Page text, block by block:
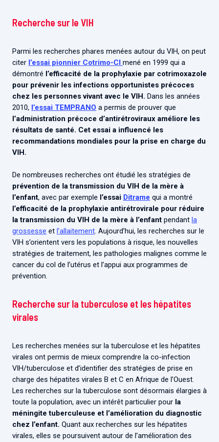
Recherche sur le VIH
Parmi les recherches phares menées autour du VIH, on peut
citer l’essai pionnier Cotrimo-CI mené en 1999 qui a
démontré l’efficacité de la prophylaxie par cotrimoxazole
pour prévenir les infections opportunistes précoces
chez les personnes vivant avec le VIH. Dans les années
2010, l’essai TEMPRANO a permis de prouver que
l’administration précoce d’antirétroviraux améliore les
résultats de santé. Cet essai a influencé les
recommandations mondiales pour la prise en charge du
VIH.
De nombreuses recherches ont étudié les stratégies de
prévention de la transmission du VIH de la mère à
l’enfant, avec par exemple l’essai Ditrame qui a montré
l’efficacité de la prophylaxie antirétrovirale pour réduire
la transmission du VIH de la mère à l’enfant pendant la
grossesse et l’allaitement. Aujourd’hui, les recherches sur le
VIH s’orientent vers les populations à risque, les nouvelles
stratégies de traitement, les pathologies malignes comme le
cancer du col de l’utérus et l’appui aux programmes de
prévention.
Recherche sur la tuberculose et les hépatites
virales
Les recherches menées sur la tuberculose et les hépatites
virales ont permis de mieux comprendre la co-infection
VIH/tuberculose et d’identifier des stratégies de prise en
charge des hépatites virales B et C en Afrique de l’Ouest.
Les recherches sur la tuberculose sont désormais élargies à
toute la population, avec un intérêt particulier pour la
méningite tuberculeuse et l’amélioration du diagnostic
chez l’enfant. Quant aux recherches sur les hépatites
virales, elles se poursuivent autour de l’amélioration des